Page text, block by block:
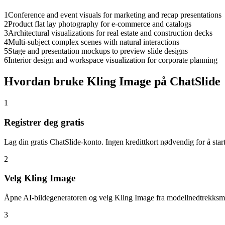
1Conference and event visuals for marketing and recap presentations
2Product flat lay photography for e-commerce and catalogs
3Architectural visualizations for real estate and construction decks
4Multi-subject complex scenes with natural interactions
5Stage and presentation mockups to preview slide designs
6Interior design and workspace visualization for corporate planning
Hvordan bruke Kling Image på ChatSlide
1
Registrer deg gratis
Lag din gratis ChatSlide-konto. Ingen kredittkort nødvendig for å
2
Velg Kling Image
Åpne AI-bildegeneratoren og velg Kling Image fra
3